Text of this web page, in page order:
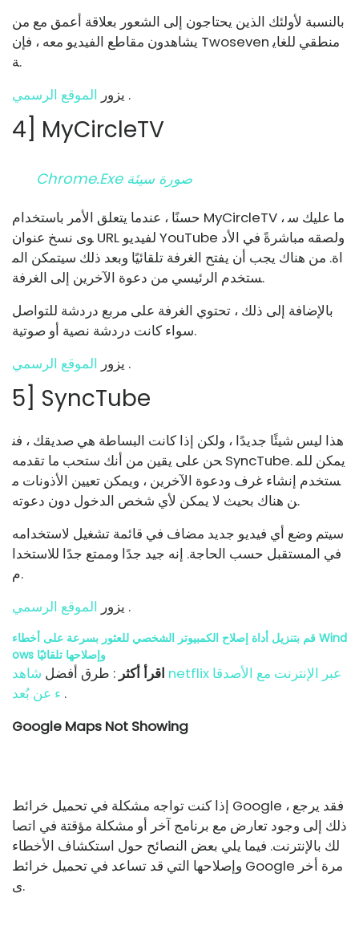
بالنسبة لأولئك الذين يحتاجون إلى الشعور بعلاقة أعمق مع من
يشاهدون مقاطع الفيديو معه ، فإن Twoseven منطقي للغاي
ة.
يزور الموقع الرسمي .
4] MyCircleTV
Chrome.exe صورة سيئة
حسنًا ، عندما يتعلق الأمر باستخدام MyCircleTV ، ما عليك س
وى نسخ عنوان URL لفيديو YouTube ولصقه مباشرةً في الأد
اة. من هناك يجب أن يفتح الغرفة تلقائيًا وبعد ذلك سيتمكن الم
ستخدم الرئيسي من دعوة الآخرين إلى الغرفة.
بالإضافة إلى ذلك ، تحتوي الغرفة على مربع دردشة للتواصل
سواء كانت دردشة نصية أو صوتية.
يزور الموقع الرسمي .
5] SyncTube
هذا ليس شيئًا جديدًا ، ولكن إذا كانت البساطة هي صديقك ، فن
حن على يقين من أنك ستحب ما تقدمه SyncTube. يمكن للم
ستخدم إنشاء غرف ودعوة الآخرين ، ويمكن تعيين الأذونات م
ن هناك بحيث لا يمكن لأي شخص الدخول دون دعوته.
سيتم وضع أي فيديو جديد مضاف في قائمة تشغيل لاستخدامه
في المستقبل حسب الحاجة. إنه جيد جدًا وممتع جدًا للاستخدا
م.
يزور الموقع الرسمي .
قم بتنزيل أداة إصلاح الكمبيوتر الشخصي للعثور بسرعة على أخطاء Wind
ows وإصلاحها تلقائيًا
اقرأ أكثر : طرق أفضل شاهد netflix عبر الإنترنت مع الأصدقا
ء عن بُعد .
Google Maps Not Showing
إذا كنت تواجه مشكلة في تحميل خرائط Google ، فقد يرجع
ذلك إلى وجود تعارض مع برنامج آخر أو مشكلة مؤقتة في اتصا
لك بالإنترنت. فيما يلي بعض النصائح حول استكشاف الأخطاء
وإصلاحها التي قد تساعد في تحميل خرائط Google مرة أخر
ى.